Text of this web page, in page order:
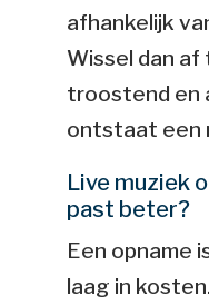
afhankelijk
Wissel dan
troostend en
ontstaat een
Live muziek
past beter?
Een opname
laag in